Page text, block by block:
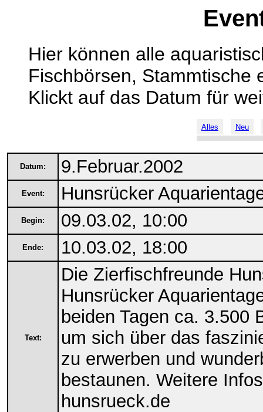
Hier können alle
Fischbörsen, Stammtische
Klickt auf das Datum für
Alles Neu
Datum: 9.Februar.2002
Event: Hunsrücker
Begin: 09.03.02, 10:00
Ende: 10.03.02, 18:00
Text:
Die Zierfischfreunde
Hunsrücker
beiden Tagen ca. 3.500
um sich über das
zu erwerben und
bestaunen. Weitere
hunsrueck.de